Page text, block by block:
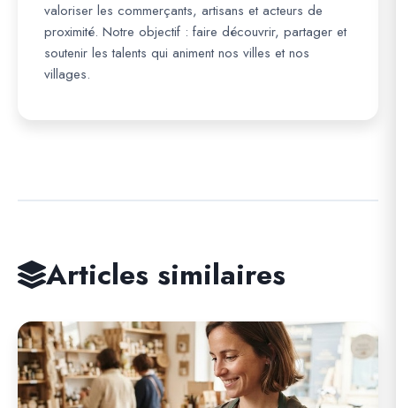
valoriser les commerçants, artisans et acteurs de
proximité. Notre objectif : faire découvrir, partager et
soutenir les talents qui animent nos villes et nos
villages.
Articles similaires